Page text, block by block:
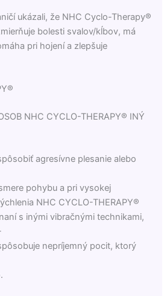
ukázali, že NHC Cyclo-Therapy®
bolesti svalov/kĺbov, má
pri hojení a zlepšuje
NHC CYCLO-THERAPY® INÝ
agresívne plesanie alebo
pohybu a pri vysokej
NHC CYCLO-THERAPY®
s inými vibračnými technikami,
nepríjemný pocit, ktorý